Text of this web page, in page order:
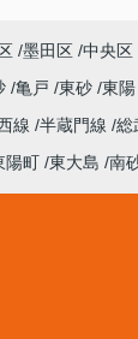
墨田区 中央区
亀戸 東砂 東陽
線 半蔵門線 総
陽町 東大島 南